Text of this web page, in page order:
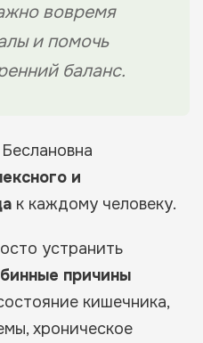
вовремя
и помочь
баланс.
и
к каждому человеку.
устранить
причины
кишечника,
хроническое